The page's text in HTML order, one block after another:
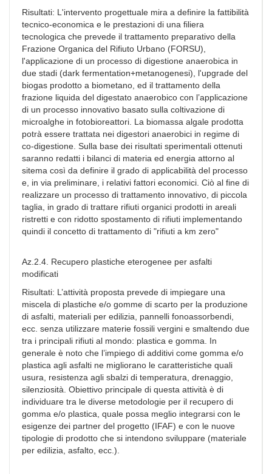
Risultati: L'intervento progettuale mira a definire la fattibilità
tecnico-economica e le prestazioni di una filiera
tecnologica che prevede il trattamento preparativo della
Frazione Organica del Rifiuto Urbano (FORSU),
l'applicazione di un processo di digestione anaerobica in
due stadi (dark fermentation+metanogenesi), l'upgrade del
biogas prodotto a biometano, ed il trattamento della
frazione liquida del digestato anaerobico con l’applicazione
di un processo innovativo basato sulla coltivazione di
microalghe in fotobioreattori. La biomassa algale prodotta
potrà essere trattata nei digestori anaerobici in regime di
co-digestione. Sulla base dei risultati sperimentali ottenuti
saranno redatti i bilanci di materia ed energia attorno al
sitema così da definire il grado di applicabilità del processo
e, in via preliminare, i relativi fattori economici. Ciò al fine di
realizzare un processo di trattamento innovativo, di piccola
taglia, in grado di trattare rifiuti organici prodotti in areali
ristretti e con ridotto spostamento di rifiuti implementando
quindi il concetto di trattamento di "rifiuti a km zero"
Az.2.4. Recupero plastiche eterogenee per asfalti
modificati
Risultati: L’attività proposta prevede di impiegare una
miscela di plastiche e/o gomme di scarto per la produzione
di asfalti, materiali per edilizia, pannelli fonoassorbendi,
ecc. senza utilizzare materie fossili vergini e smaltendo due
tra i principali rifiuti al mondo: plastica e gomma. In
generale è noto che l’impiego di additivi come gomma e/o
plastica agli asfalti ne migliorano le caratteristiche quali
usura, resistenza agli sbalzi di temperatura, drenaggio,
silenziosità. Obiettivo principale di questa attività è di
individuare tra le diverse metodologie per il recupero di
gomma e/o plastica, quale possa meglio integrarsi con le
esigenze dei partner del progetto (IFAF) e con le nuove
tipologie di prodotto che si intendono sviluppare (materiale
per edilizia, asfalto, ecc.).